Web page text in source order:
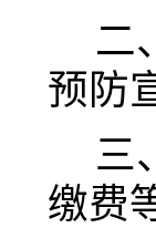
二、
预防
三
缴费